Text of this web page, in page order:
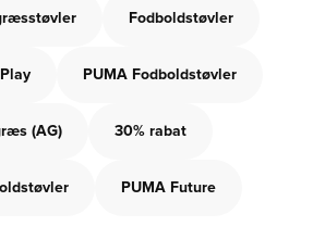
Fodboldstøvler
PUMA Fodboldstøvler
(AG) 30% rabat
PUMA Future